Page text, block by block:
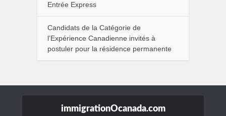
Entrée Express
Candidats de la Catégorie de
l’Expérience Canadienne invités à
postuler pour la résidence permanente
immigrationOcanada.com